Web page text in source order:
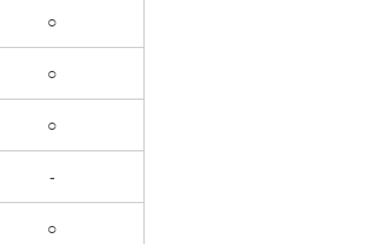
○
○
○
-
○